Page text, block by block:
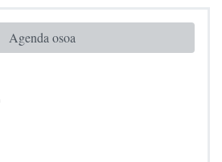
Agenda osoa